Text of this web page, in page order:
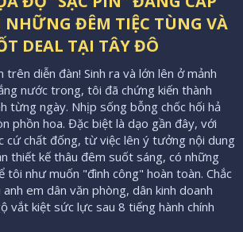
NHỮNG ĐÊM TIỆC TÙNG VÀ
DEAL TẠI TÂY ĐÔ
trên diễn đàn! Sinh ra và lớn lên ở mảnh
nước trong, tôi đã chứng kiến thành
từng ngày. Nhịp sống bỗng chốc hối hả
phồn hoa. Đặc biệt là dạo gần đây, với
cứ chất đống, từ việc lên ý tưởng nội dung
thiết kế thâu đêm suốt sáng, có những
tôi như muốn "đình công" hoàn toàn. Chắc
em dân văn phòng, dân kinh doanh
vắt kiệt sức lực sau 8 tiếng hành chính